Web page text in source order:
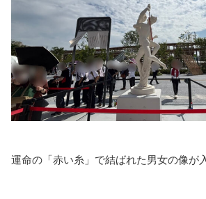
運命の「赤い糸」で結ばれた男女の像が